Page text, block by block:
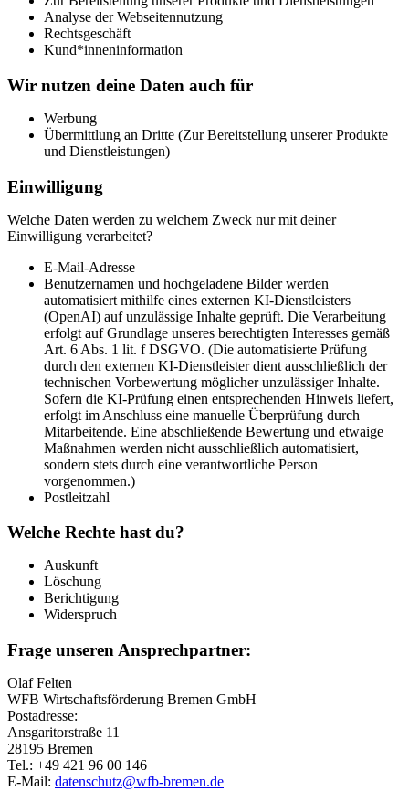
Analyse der Webseitennutzung
Rechtsgeschäft
Kund*inneninformation
Wir nutzen deine Daten auch für
Werbung
Übermittlung an Dritte (Zur Bereitstellung unserer Produkte
und Dienstleistungen)
Einwilligung
Welche Daten werden zu welchem Zweck nur mit deiner
Einwilligung verarbeitet?
E-Mail-Adresse
Benutzernamen und hochgeladene Bilder werden
automatisiert mithilfe eines externen KI-Dienstleisters
(OpenAI) auf unzulässige Inhalte geprüft. Die Verarbeitung
erfolgt auf Grundlage unseres berechtigten Interesses gemäß
Art. 6 Abs. 1 lit. f DSGVO. (Die automatisierte Prüfung
durch den externen KI-Dienstleister dient ausschließlich der
technischen Vorbewertung möglicher unzulässiger Inhalte.
Sofern die KI-Prüfung einen entsprechenden Hinweis liefert,
erfolgt im Anschluss eine manuelle Überprüfung durch
Mitarbeitende. Eine abschließende Bewertung und etwaige
Maßnahmen werden nicht ausschließlich automatisiert,
sondern stets durch eine verantwortliche Person
vorgenommen.)
Postleitzahl
Welche Rechte hast du?
Auskunft
Löschung
Berichtigung
Widerspruch
Frage unseren Ansprechpartner:
Olaf Felten
WFB Wirtschaftsförderung Bremen GmbH
Postadresse:
Ansgaritorstraße 11
28195 Bremen
Tel.: +49 421 96 00 146
E-Mail: datenschutz@wfb-bremen.de